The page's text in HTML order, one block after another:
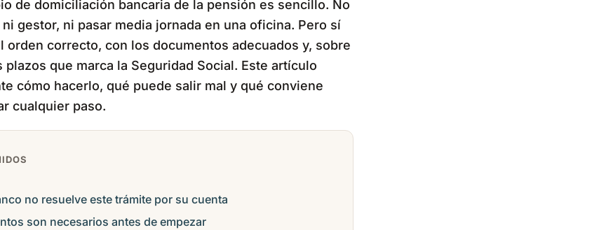
de domiciliación bancaria de la pensión es sencillo. No
gestor, ni pasar media jornada en una oficina. Pero sí
orden correcto, con los documentos adecuados y, sobre
que marca la Seguridad Social. Este artículo
cómo hacerlo, qué puede salir mal y qué conviene
cualquier paso.
no resuelve este trámite por su cuenta
son necesarios antes de empezar